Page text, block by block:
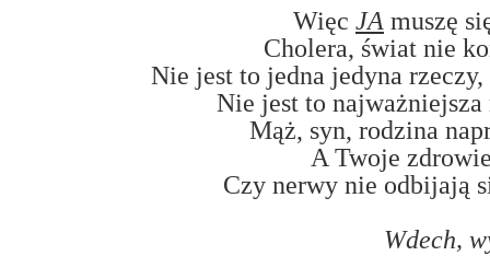
Więc JA muszę
Cholera, świat nie
Nie jest to jedna jedyna
Nie jest to
Mąż, syn, rodzina
A Twoje
Czy nerwy nie odbijają
Wdech,